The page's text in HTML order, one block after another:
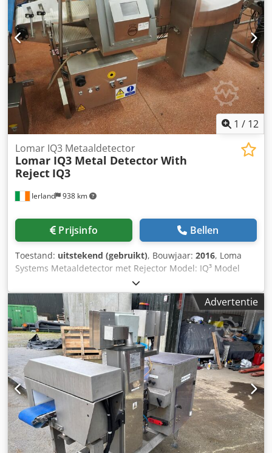
1 / 12
Ierland 938 km
Lomar IQ3 Metaaldetector
Lomar IQ3 Metal Detector With
Reject IQ3
Prijsinfo Bellen
Toestand: uitstekend (gebruikt), Bouwjaar: 2016, Loma
Systems Metaaldetector met Rejector Model: IQ³ Model
transportband: MD Conveyor, serienummer: G7B3C2RS-
35150D Bouwjaar: 2016 220-240 V, 1 Ph, 50/60 Hz, 3 A
Bandbreedte: 300 mm, speling: 350 mm x 150 mm Dcodpfx
Asv T Ah Esngek Totale afmetingen: 2020 mm x 1080 mm x
1120 mm
Advertentie